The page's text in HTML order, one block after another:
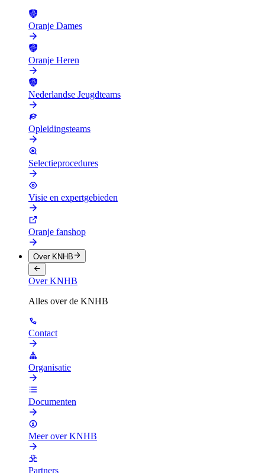
Oranje Dames
Oranje Heren
Nederlandse Jeugdteams
Opleidingsteams
Selectieprocedures
Visie en expertgebieden
Oranje fanshop
Over KNHB
Over KNHB
Alles over de KNHB
Contact
Organisatie
Documenten
Meer over KNHB
Partners